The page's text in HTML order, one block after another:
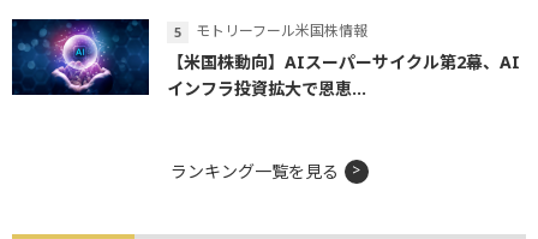
モトリーフール米国株情報
【米国株動向】AIスーパーサイクル第2幕、AI
インフラ投資拡大で恩恵...
ランキング一覧を見る